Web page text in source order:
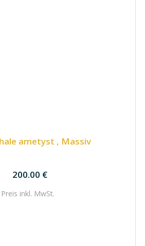
ametyst , Massiv
200.00 €
Preis inkl. MwSt.